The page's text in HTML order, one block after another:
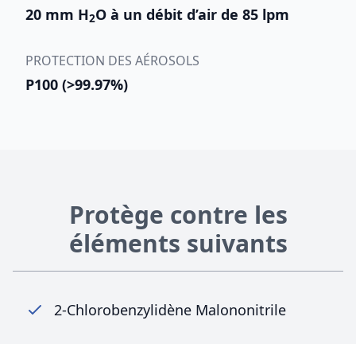
20 mm H2O à un débit d’air de 85 lpm
PROTECTION DES AÉROSOLS
P100 (>99.97%)
Protège contre les
éléments suivants
2-Chlorobenzylidène Malononitrile